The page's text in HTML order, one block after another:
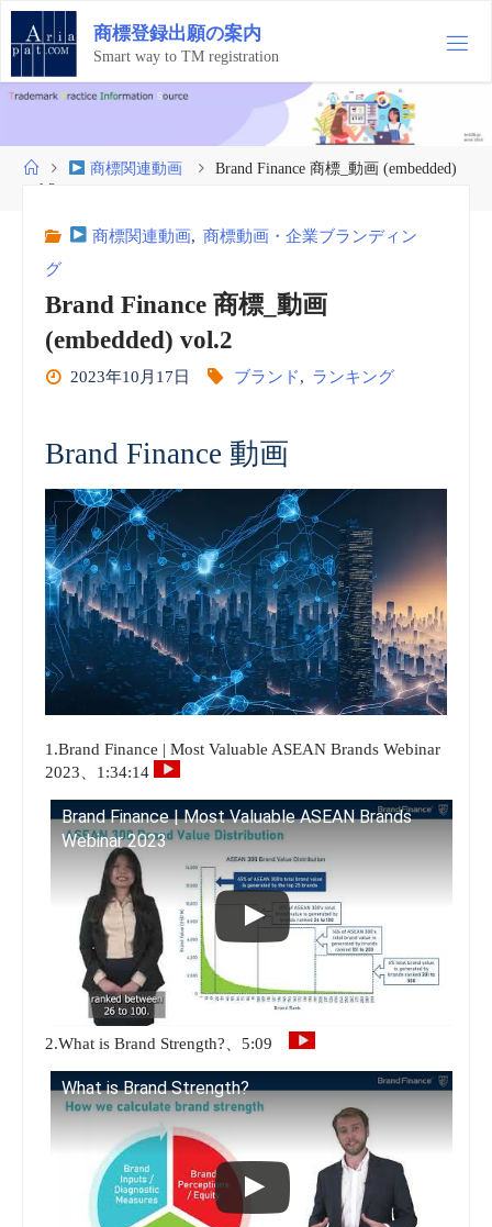
コ
テ
ン
ツ
ス
商標登録出願の案内
Smart way to TM registration
ホ
ー
商標関連動画
Brand Finance 商標_動画 (embedded)
vol.2
商標関連動画, 商標動画・企業ブランディン
グ
Brand Finance 商標_動画
(embedded) vol.2
2023年10月17日 ブランド, ランキング
Brand Finance 動画
1.Brand Finance | Most Valuable ASEAN Brands Webinar
2023、1:34:14
Brand Finance | Most Valuable ASEAN Brands
Webinar 2023
2.What is Brand Strength?、5:09
What is Brand Strength?